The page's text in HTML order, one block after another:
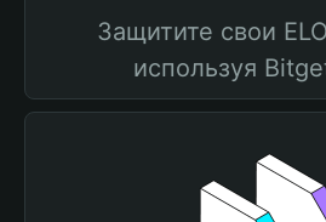
Защитите свои
используя